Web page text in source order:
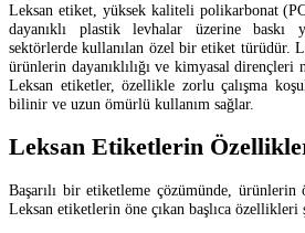
Leksan etiket, yüksek kaliteli polikarbonat
dayanıklı plastik levhalar üzerine baskı
sektörlerde kullanılan özel bir etiket türüdür.
ürünlerin dayanıklılığı ve kimyasal dirençleri
Leksan etiketler, özellikle zorlu çalışma
bilinir ve uzun ömürlü kullanım sağlar.
Leksan Etiketlerin
Başarılı bir etiketleme çözümünde, ürünlerin
Leksan etiketlerin öne çıkan başlıca özellikleri